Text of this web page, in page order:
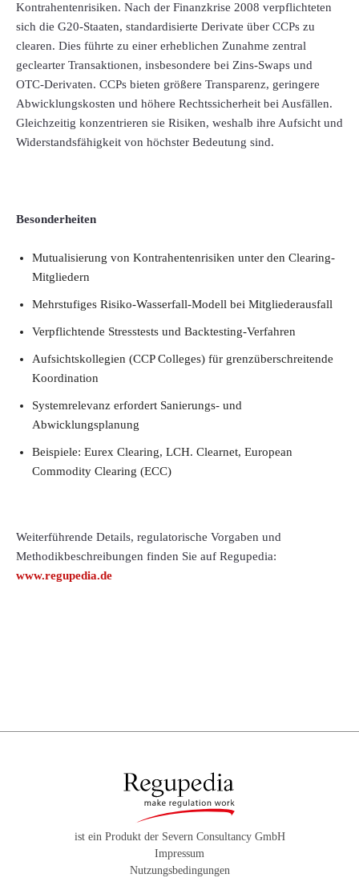
Kontrahentenrisiken. Nach der Finanzkrise 2008 verpflichteten
sich die G20-Staaten, standardisierte Derivate über CCPs zu
clearen. Dies führte zu einer erheblichen Zunahme zentral
geclearter Transaktionen, insbesondere bei Zins-Swaps und
OTC‑Derivaten. CCPs bieten größere Transparenz, geringere
Abwicklungskosten und höhere Rechtssicherheit bei Ausfällen.
Gleichzeitig konzentrieren sie Risiken, weshalb ihre Aufsicht und
Widerstandsfähigkeit von höchster Bedeutung sind.
Besonderheiten
Mutualisierung von Kontrahentenrisiken unter den Clearing-
Mitgliedern
Mehrstufiges Risiko-Wasserfall-Modell bei Mitgliederausfall
Verpflichtende Stresstests und Backtesting-Verfahren
Aufsichtskollegien (CCP Colleges) für grenzüberschreitende
Koordination
Systemrelevanz erfordert Sanierungs- und
Abwicklungsplanung
Beispiele: Eurex Clearing, LCH. Clearnet, European
Commodity Clearing (ECC)
Weiterführende Details, regulatorische Vorgaben und
Methodikbeschreibungen finden Sie auf Regupedia:
www.regupedia.de
ist ein Produkt der Severn Consultancy GmbH
Impressum
Nutzungsbedingungen